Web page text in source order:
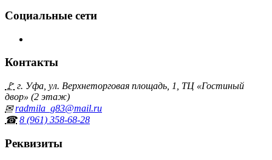
Социальные сети
Контакты
🚩 г. Уфа, ул. Верхнеторговая площадь, 1, ТЦ «Гостиный
двор» (2 этаж)
✉ radmila_g83@mail.ru
☎ 8 (961) 358‑68‑28
Реквизиты